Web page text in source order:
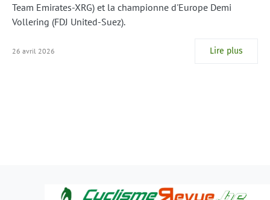
Team Emirates-XRG) et la championne d'Europe Demi
Vollering (FDJ United-Suez).
26 avril 2026 Lire plus